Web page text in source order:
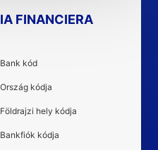
FINANCIERA
Bank kód
Ország kódja
Földrajzi hely kódja
Bankfiók kódja